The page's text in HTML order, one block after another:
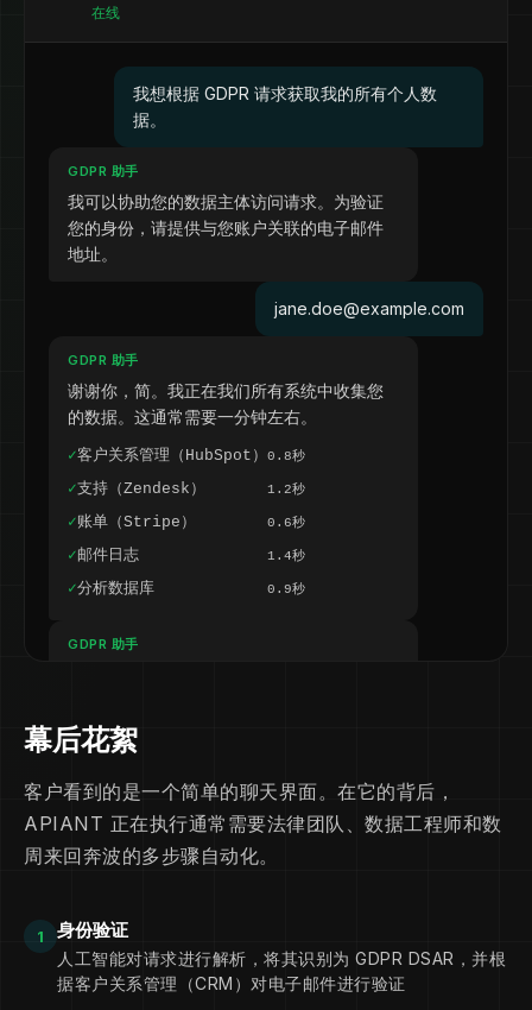
在线
我想根据 GDPR 请求获取我的所有个人数
据。
GDPR 助手
我可以协助您的数据主体访问请求。为验证
您的身份，请提供与您账户关联的电子邮件
地址。
jane.doe@example.com
GDPR 助手
谢谢你，简。我正在我们所有系统中收集您
的数据。这通常需要一分钟左右。
✓客户关系管理（HubSpot） 0.8秒
✓支持（Zendesk） 1.2秒
✓账单（Stripe） 0.6秒
✓邮件日志 1.4秒
✓分析数据库 0.9秒
GDPR 助手
联系记录
支持票
3 张门票
付款记录
12 张发票
邮件通讯47 电子邮件
详细的 PDF 报告已发送至
jane.doe@example.com。您也可以要求删除
数据。您想继续吗？
幕后花絮
客户看到的是一个简单的聊天界面。在它的背后，
APIANT 正在执行通常需要法律团队、数据工程师和数
周来回奔波的多步骤自动化。
1 身份验证
人工智能对请求进行解析，将其识别为 GDPR DSAR，并根
据客户关系管理（CRM）对电子邮件进行验证